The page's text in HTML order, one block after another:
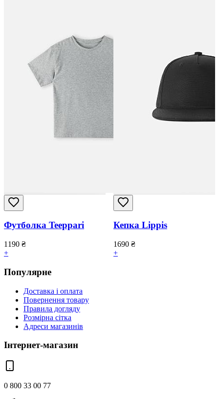
Футболка Teeppari
1190 ₴
+
Кепка Lippis
1690 ₴
+
Популярне
Доставка і оплата
Повернення товару
Правила догляду
Розмірна сітка
Адреси магазинів
Інтернет-магазин
0 800 33 00 77